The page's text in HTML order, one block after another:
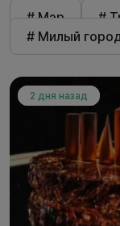
# Мэр #
# Милый
2 дня назад